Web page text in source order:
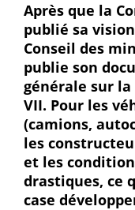
Après que la
publié sa
Conseil des
publie son
générale sur
VII. Pour les
(camions,
les
et les
drastiques, ce
case